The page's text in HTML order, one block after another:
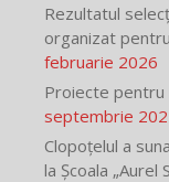
Rezultatul
organizat
februarie 2026
Proiecte pentru
septembrie
Clopoțelul a
la Școala „Aurel